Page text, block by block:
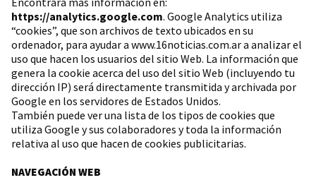
https://analytics.google.com. Google Analytics utiliza
“cookies”, que son archivos de texto ubicados en su
ordenador, para ayudar a www.16noticias.com.ar a analizar el
uso que hacen los usuarios del sitio Web. La información que
genera la cookie acerca del uso del sitio Web (incluyendo tu
dirección IP) será directamente transmitida y archivada por
Google en los servidores de Estados Unidos.
También puede ver una lista de los tipos de cookies que
utiliza Google y sus colaboradores y toda la información
relativa al uso que hacen de cookies publicitarias.
NAVEGACIÓN WEB